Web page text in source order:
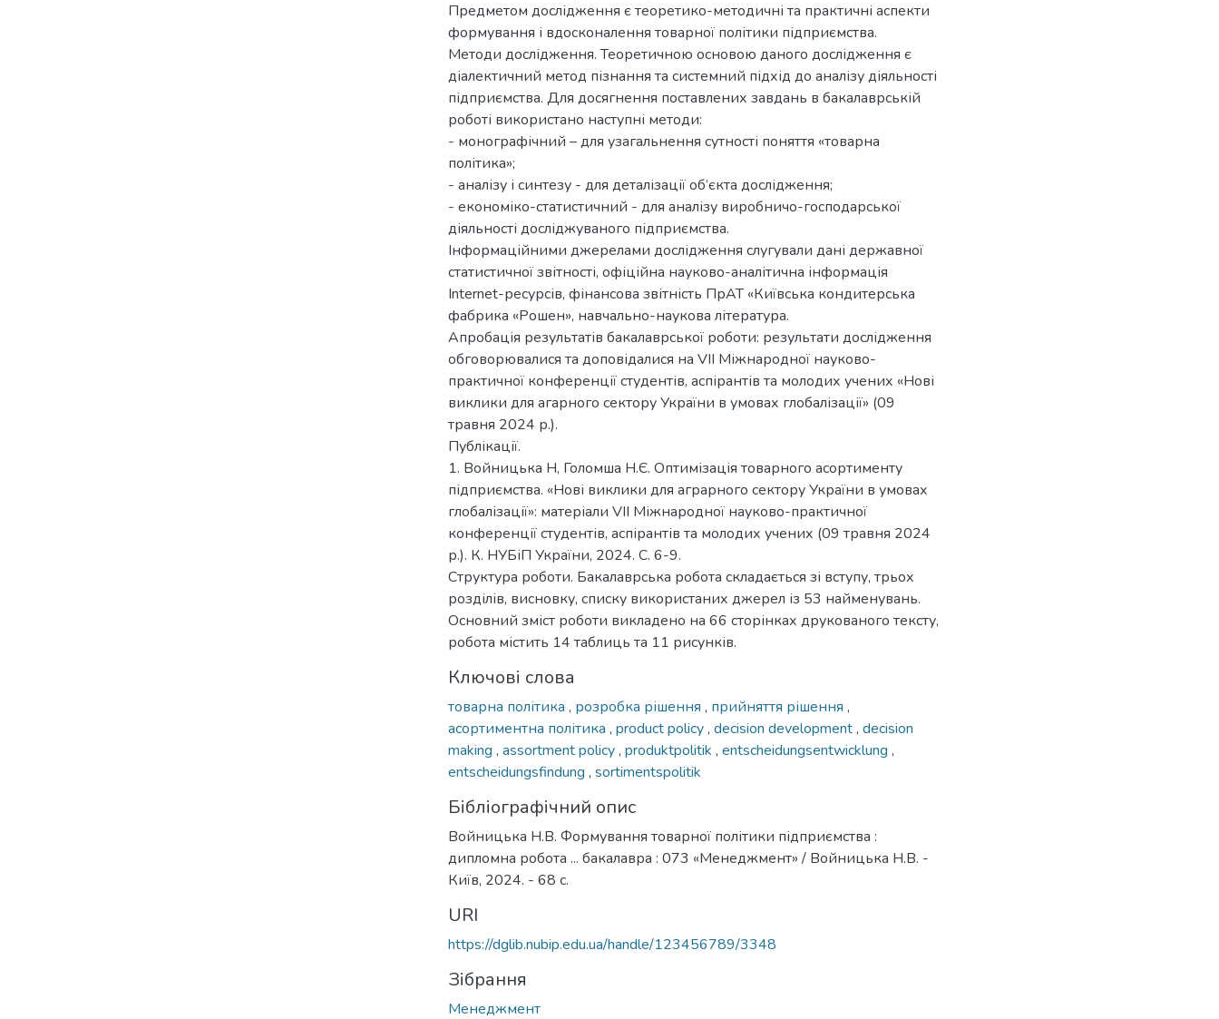
Предметом дослідження є теоретико-методичні та практичні аспекти
формування і вдосконалення товарної політики підприємства.
Методи дослідження. Теоретичною основою даного дослідження є
діалектичний метод пізнання та системний підхід до аналізу діяльності
підприємства. Для досягнення поставлених завдань в бакалаврській
роботі використано наступні методи:
- монографічний – для узагальнення сутності поняття «товарна
політика»;
- аналізу і синтезу - для деталізації об’єкта дослідження;
- економіко-статистичний - для аналізу виробничо-господарської
діяльності досліджуваного підприємства.
Інформаційними джерелами дослідження слугували дані державної
статистичної звітності, офіційна науково-аналітична інформація
Internet-ресурсів, фінансова звітність ПрАТ «Київська кондитерська
фабрика «Рошен», навчально-наукова література.
Апробація результатів бакалаврської роботи: результати дослідження
обговорювалися та доповідалися на VIІ Міжнародної науково-
практичної конференції студентів, аспірантів та молодих учених «Нові
виклики для агарного сектору України в умовах глобалізації» (09
травня 2024 р.).
Публікації.
1. Войницька Н, Голомша Н.Є. Оптимізація товарного асортименту
підприємства. «Нові виклики для аграрного сектору України в умовах
глобалізації»: матеріали VIІ Міжнародної науково-практичної
конференції студентів, аспірантів та молодих учених (09 травня 2024
р.). К. НУБіП України, 2024. С. 6-9.
Структура роботи. Бакалаврська робота складається зі вступу, трьох
розділів, висновку, списку використаних джерел із 53 найменувань.
Основний зміст роботи викладено на 66 сторінках друкованого тексту,
робота містить 14 таблиць та 11 рисунків.
Ключові слова
товарна політика , розробка рішення , прийняття рішення ,
асортиментна політика , product policy, decision development, decision
making , assortment policy, produktpolitik , entscheidungsentwicklung ,
entscheidungsfindung , sortimentspolitik
Бібліографічний опис
Войницька Н.В. Формування товарної політики підприємства :
дипломна робота ... бакалавра : 073 «Менеджмент» / Войницька Н.В. -
Київ, 2024. - 68 с.
URI
https://dglib.nubip.edu.ua/handle/123456789/3348
Зібрання
Менеджмент